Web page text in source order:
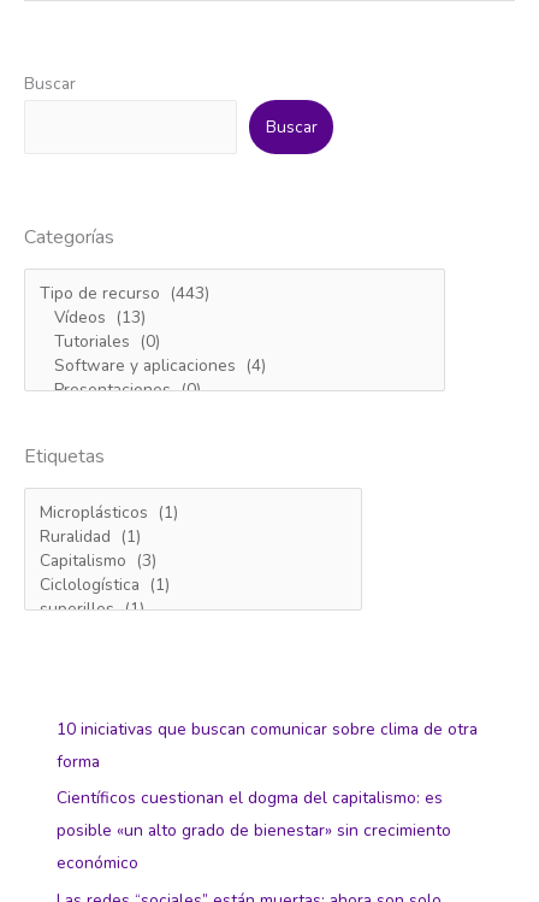
Buscar
Buscar
Categorías
Etiquetas
10 iniciativas que buscan comunicar sobre clima de otra
forma
Científicos cuestionan el dogma del capitalismo: es
posible «un alto grado de bienestar» sin crecimiento
económico